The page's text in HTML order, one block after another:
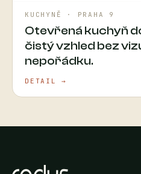
KUCHYNĚ · PRAHA 9
Otevřená kuchyň
čistý vzhled bez
nepořádku.
DETAIL →